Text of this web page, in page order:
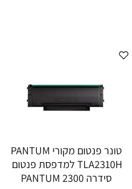
טונר פנטום מקורי PANTUM
TLA2310H למדפסת פנטום
סידרה 2300 PANTUM